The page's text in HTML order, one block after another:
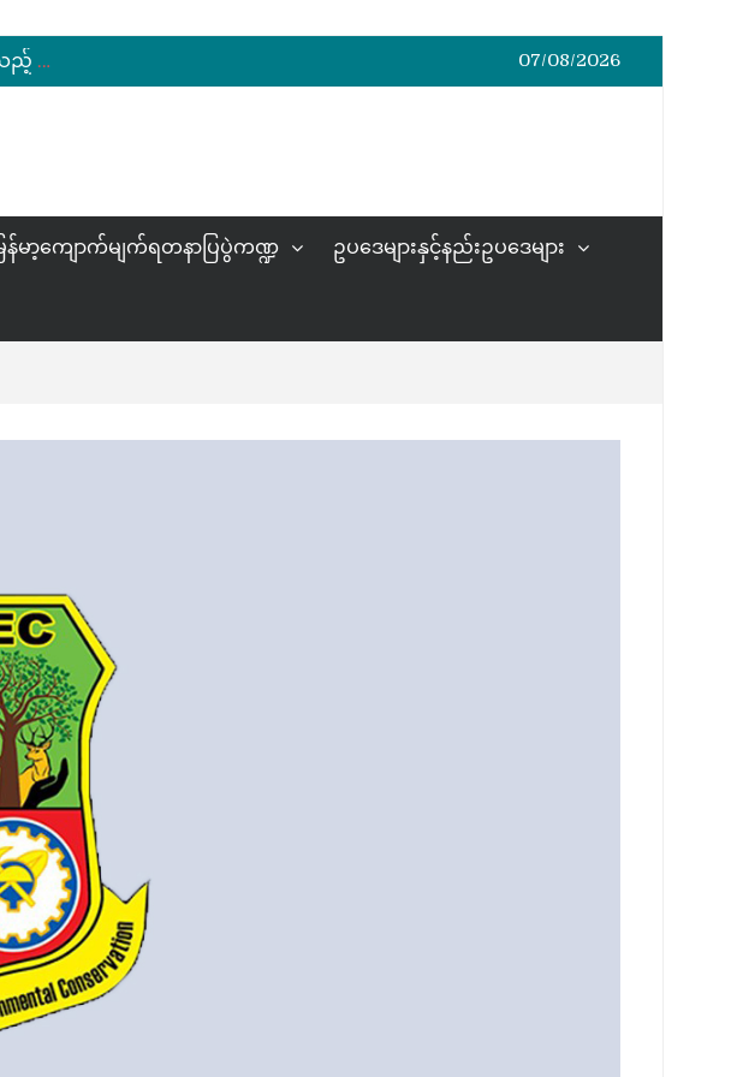
ပြည်ထောင်စုဝန်ကြီး ဦးဆန်းဦး တရုတ်ပြည်သူ့သမ္မတနိုင်ငံ၊ ရွှေလီမြို့၊ ကျယ်ဂေါင်နယ်စပ်ကုန်သွယ်ရေးဇုန်တွင် မြန်မာ့ကျောက်မျက်ရတနာပြပွဲ တက်ရောက်ဖွင့်လှစ်
နိုင်ငံတော်သမ္မတ ဦးမင်းအောင်လှိုင် မိုးကုတ်ရတနာမြေမှရှာဖွေတွေ့ရှိသည့် ထူးခြားလှပပြီး အရွယ်အစားကြီးမားသည့် နီလာအရိုင်းတုံးကြီးအားကြည့်ရှု
07/08/2026
ြန်မာ့ကျောက်မျက်ရတနာပြပွဲကဏ္ဍ ဥပဒေများနှင့်နည်းဥပဒေများ